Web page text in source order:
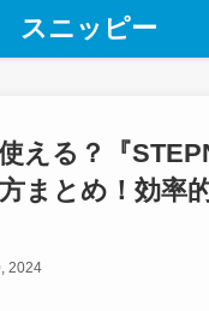
スニッピー
える？『
まとめ！効率
2024